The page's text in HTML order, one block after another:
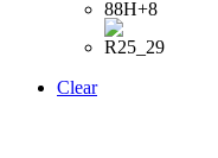
Clear